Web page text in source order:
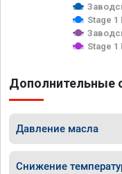
Stage
Stage
Дополнительные
Давление масла
Снижение